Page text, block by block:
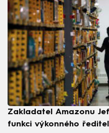
Zakladatel Amazonu
funkci výkonného